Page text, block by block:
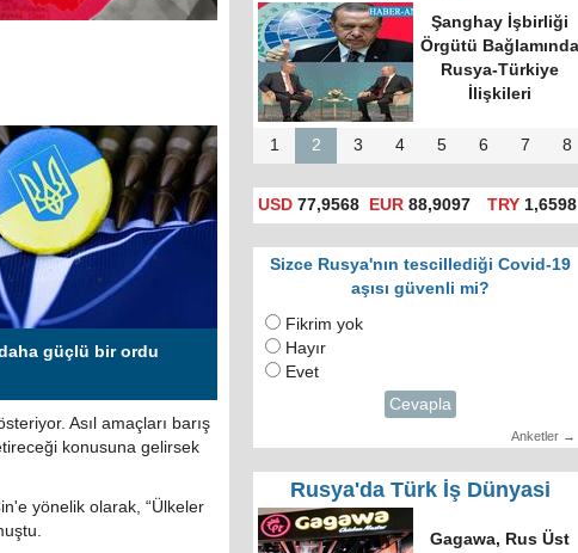
güçlü bir ordu
Asıl amaçları barış
konusuna gelirsek
yönelik olarak, “Ülkeler
Rusya'da hatalı celp
için itiraz e-devlet
(gosuslugi)
üzerinden
yapılacak!
1 2 3 4 5 6 7 8
USD 77,9568 EUR 88,9097 TRY1,6598
Sizce Rusya'nın tescillediği Covid-19
aşısı güvenli mi?
Fikrim yok
Hayır
Evet
Cevapla
Anketler →
Rusya'da Türk İş Dünyasi
Türk Dünyasında
Tek Bilgi Alanı